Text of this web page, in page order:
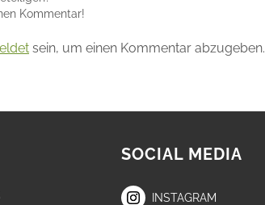
Kommentar!
sein, um einen Kommentar abzugeben.
SOCIAL MEDIA
INSTAGRAM